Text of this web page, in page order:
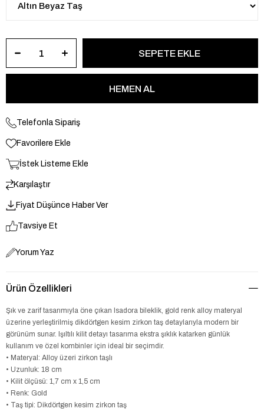
Telefonla Sipariş
Favorilere Ekle
İstek Listeme Ekle
Karşılaştır
Fiyat Düşünce Haber Ver
Tavsiye Et
Yorum Yaz
Ürün Özellikleri
Şık ve zarif tasarımıyla öne çıkan Isadora bileklik, gold renk alloy materyal
üzerine yerleştirilmiş dikdörtgen kesim zirkon taş detaylarıyla modern bir
görünüm sunar. Işıltılı kilit detayı tasarıma ekstra şıklık katarken günlük
kullanım ve özel kombinler için ideal bir seçimdir.
• Materyal: Alloy üzeri zirkon taşlı
• Uzunluk: 18 cm
• Kilit ölçüsü: 1,7 cm x 1,5 cm
• Renk: Gold
• Taş tipi: Dikdörtgen kesim zirkon taş